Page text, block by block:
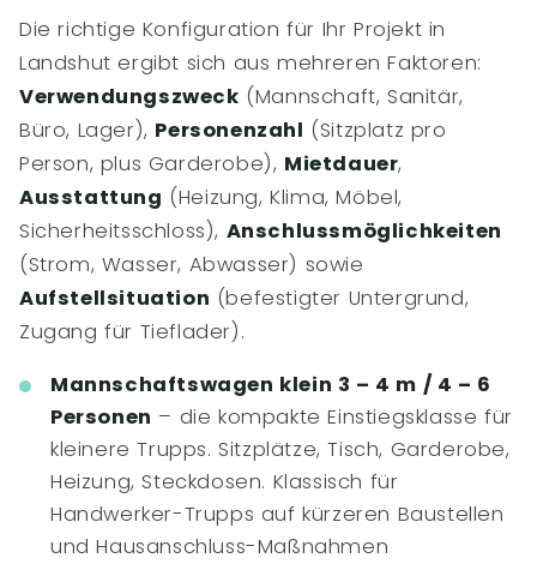
Die richtige Konfiguration für Ihr Projekt in
Landshut ergibt sich aus mehreren Faktoren:
Verwendungszweck (Mannschaft, Sanitär,
Büro, Lager), Personenzahl (Sitzplatz pro
Person, plus Garderobe), Mietdauer,
Ausstattung (Heizung, Klima, Möbel,
Sicherheitsschloss), Anschlussmöglichkeiten
(Strom, Wasser, Abwasser) sowie
Aufstellsituation (befestigter Untergrund,
Zugang für Tieflader).
Mannschaftswagen klein 3 – 4 m / 4 – 6
Personen – die kompakte Einstiegsklasse für
kleinere Trupps. Sitzplätze, Tisch, Garderobe,
Heizung, Steckdosen. Klassisch für
Handwerker-Trupps auf kürzeren Baustellen
und Hausanschluss-Maßnahmen